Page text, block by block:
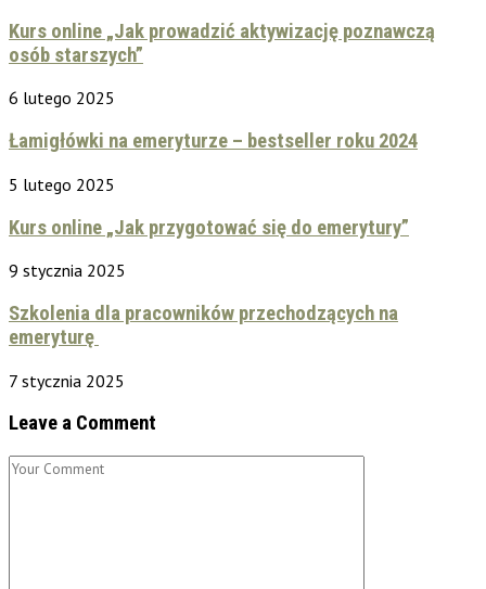
Kurs online „Jak prowadzić aktywizację poznawczą
osób starszych”
6 lutego 2025
Łamigłówki na emeryturze – bestseller roku 2024
5 lutego 2025
Kurs online „Jak przygotować się do emerytury”
9 stycznia 2025
Szkolenia dla pracowników przechodzących na
emeryturę
7 stycznia 2025
Leave a Comment